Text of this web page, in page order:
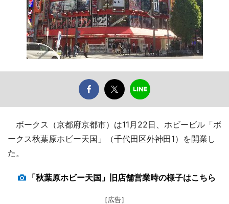
ボークス（京都府京都市）は11月22日、ホビービル「ボ
ークス秋葉原ホビー天国」（千代田区外神田1）を開業し
た。
「秋葉原ホビー天国」旧店舗営業時の様子はこちら
［広告］